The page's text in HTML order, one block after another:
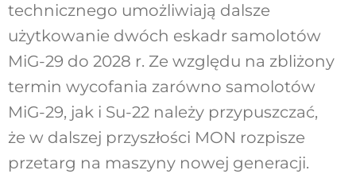
technicznego umożliwiają dalsze
użytkowanie dwóch eskadr samolotów
MiG-29 do 2028 r. Ze względu na zbliżony
termin wycofania zarówno samolotów
MiG-29, jak i Su-22 należy przypuszczać,
że w dalszej przyszłości MON rozpisze
przetarg na maszyny nowej generacji.